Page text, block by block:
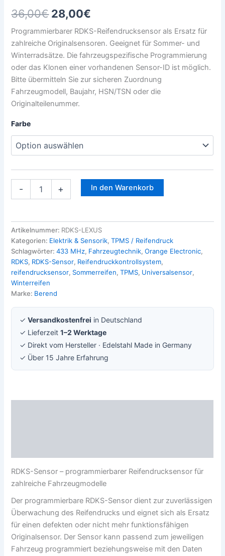
36,00€ 28,00€
Programmierbarer RDKS-Reifendrucksensor als Ersatz für
zahlreiche Originalsensoren. Geeignet für Sommer- und
Winterradsätze. Die fahrzeugspezifische Programmierung
oder das Klonen einer vorhandenen Sensor-ID ist möglich.
Bitte übermitteln Sie zur sicheren Zuordnung
Fahrzeugmodell, Baujahr, HSN/TSN oder die
Originalteilenummer.
Farbe
-
Modelle
Menge
+ In den Warenkorb
Artikelnummer: RDKS-LEXUS
Kategorien: Elektrik & Sensorik,TPMS / Reifendruck
Schlagwörter:433 MHz, Fahrzeugtechnik,Orange Electronic,
RDKS, RDKS-Sensor, Reifendruckkontrollsystem,
reifendrucksensor, Sommerreifen,TPMS, Universalsensor,
Winterreifen
Marke: Berend
✓Versandkostenfrei in Deutschland
✓ Lieferzeit1–2 Werktage
✓ Direkt vom Hersteller · Edelstahl Made in Germany
✓ Über 15 Jahre Erfahrung
RDKS-Sensor – programmierbarer Reifendrucksensor für
zahlreiche Fahrzeugmodelle
Der programmierbare RDKS-Sensor dient zur zuverlässigen
Überwachung des Reifendrucks und eignet sich als Ersatz
für einen defekten oder nicht mehr funktionsfähigen
Originalsensor. Der Sensor kann passend zum jeweiligen
Fahrzeug programmiert beziehungsweise mit den Daten